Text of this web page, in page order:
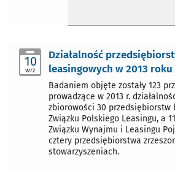
10
wrz
Działalność
leasingowych w 2013 roku
Badaniem objęte zostały 123
prowadzące w 2013 r.
zbiorowości 30 przedsiębiorstw
Związku Polskiego Leasingu, a
Związku Wynajmu i Leasingu
cztery przedsiębiorstwa
stowarzyszeniach.